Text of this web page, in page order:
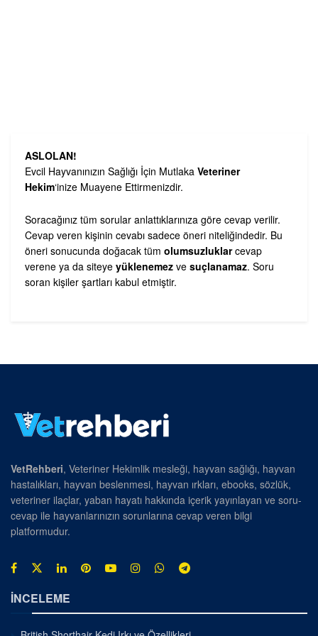
ASLOLAN!
Evcil Hayvanınızın Sağlığı İçin Mutlaka Veteriner
Hekim‘inize Muayene Ettirmenizdir.
Soracağınız tüm sorular anlattıklarınıza göre cevap verilir.
Cevap veren kişinin cevabı sadece öneri niteliğindedir. Bu
öneri sonucunda doğacak tüm olumsuzluklarcevap
verene ya da siteye yüklenemez ve suçlanamaz. Soru
soran kişiler şartları kabul etmiştir.
VetRehberi, Veteriner Hekimlik mesleği, hayvan sağlığı, hayvan
hastalıkları, hayvan beslenmesi, hayvan ırkları, ebooks, sözlük,
veteriner ilaçlar, yaban hayatı hakkında içerik yayınlayan ve soru-
cevap ile hayvanlarınızın sorunlarına cevap veren bilgi
platformudur.
İNCELEME